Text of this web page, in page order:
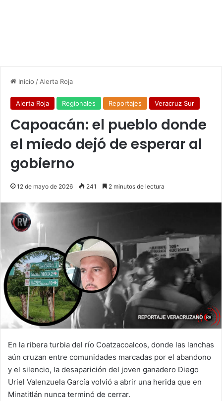
Inicio / Alerta Roja
Alerta Roja Regionales Reportajes Veracruz Sur
Capoacán: el pueblo donde
el miedo dejó de esperar al
gobierno
12 de mayo de 2026 241 2 minutos de lectura
En la ribera turbia del río Coatzacoalcos, donde las lanchas
aún cruzan entre comunidades marcadas por el abandono
y el silencio, la desaparición del joven ganadero Diego
Uriel Valenzuela García volvió a abrir una herida que en
Minatitlán nunca terminó de cerrar.